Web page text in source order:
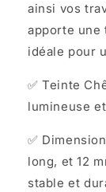
ainsi vos
apporte une
idéale pour
✅ Teinte
lumineuse
✅
long, et 12
stable et